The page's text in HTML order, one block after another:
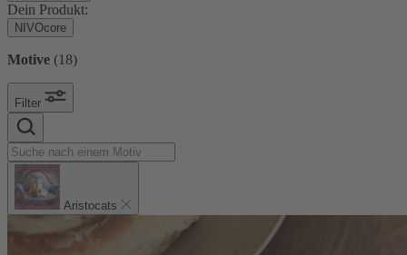
Dein Produkt:
NIVOcore
Motive (18)
Filter
Aristocats